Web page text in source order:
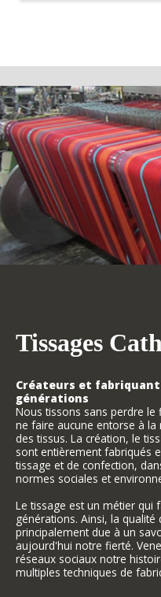
Tissages
Créateurs et
générations
Nous tissons sans perdre
ne faire aucune entorse à la
des tissus. La création, le
sont entièrement fabriqués
tissage et de confection,
normes sociales et
Le tissage est un métier qui
générations. Ainsi, la
principalement due à un
aujourd'hui notre fierté.
réseaux sociaux notre
multiples techniques de